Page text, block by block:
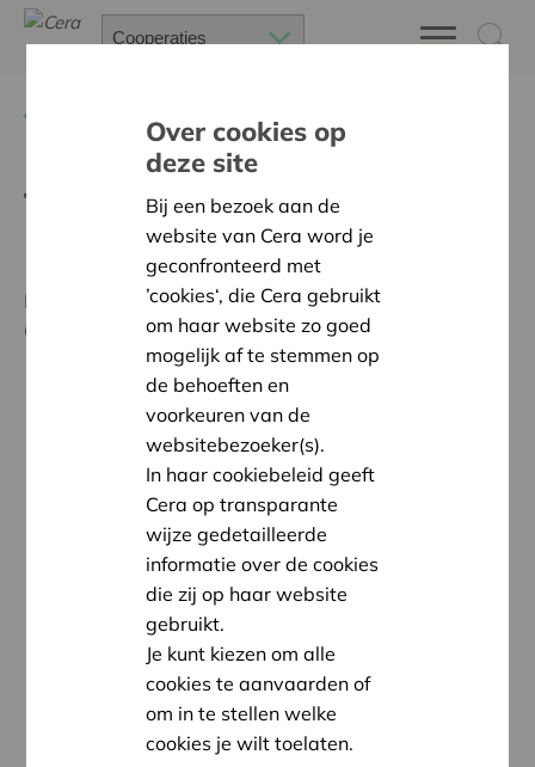
Types en sectoren
Iedereen kan voor advies en begeleiding bij Cera
Coopburo terecht, uit de meest diverse
(klein)handel,
land- en tuinbouw,
kunst en cultuur,
creatieve industrie,
sociale economie,
Over cookies op
deze site
Bij een bezoek aan de
website van Cera word je
geconfronteerd met
’cookies‘, die Cera gebruikt
om haar website zo goed
mogelijk af te stemmen op
de behoeften en
voorkeuren van de
websitebezoeker(s).
In haar cookiebeleid geeft
Cera op transparante
wijze gedetailleerde
informatie over de cookies
die zij op haar website
gebruikt.
Je kunt kiezen om alle
cookies te aanvaarden of
om in te stellen welke
cookies je wilt toelaten.